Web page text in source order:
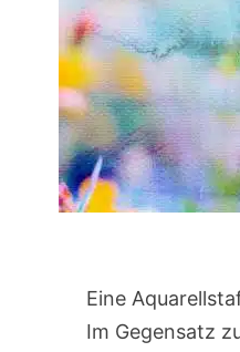
Eine
Im Gegensatz